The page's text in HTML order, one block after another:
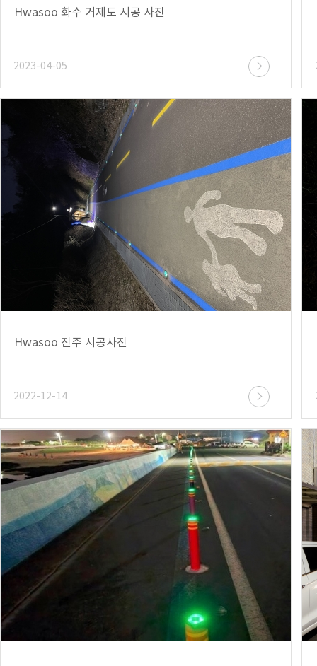
Hwasoo 화수 거제도 시공 사진
2023-04-05
Hwasoo 진주 시공사진
2022-12-14